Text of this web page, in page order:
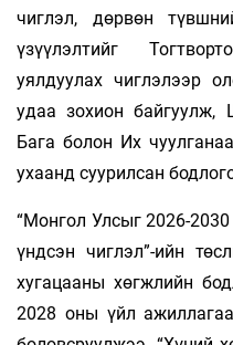
чиглэл, дөрвөн
үзүүлэлтийг
уялдуулах чиглэлээр
удаа зохион
Бага болон Их
ухаанд суурилсан
“Монгол Улсыг 2026-
үндсэн чиглэл”-ийн
хугацааны хөгжлийн
2028 оны үйл